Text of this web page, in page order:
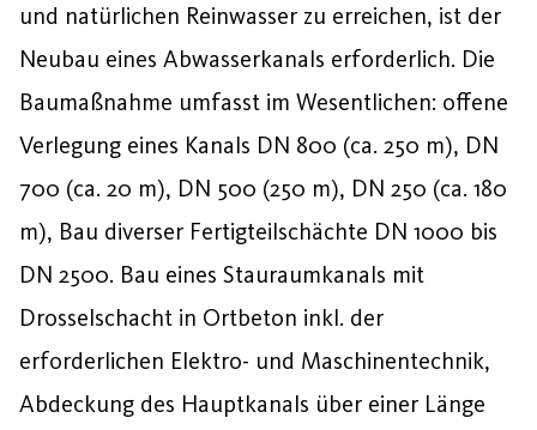
und natürlichen Reinwasser zu erreichen, ist der
Neubau eines Abwasserkanals erforderlich. Die
Baumaßnahme umfasst im Wesentlichen: offene
Verlegung eines Kanals DN 800 (ca. 250 m), DN
700 (ca. 20 m), DN 500 (250 m), DN 250 (ca. 180
m), Bau diverser Fertigteilschächte DN 1000 bis
DN 2500. Bau eines Stauraumkanals mit
Drosselschacht in Ortbeton inkl. der
erforderlichen Elektro- und Maschinentechnik,
Abdeckung des Hauptkanals über einer Länge